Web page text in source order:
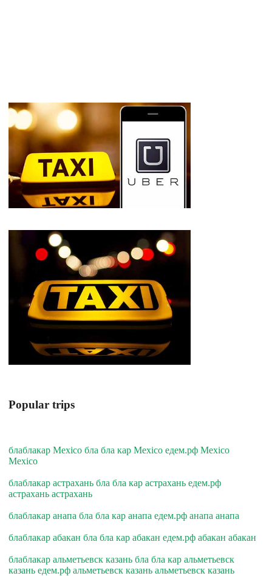
Popular trips
блаблакар Mexico бла бла кар Mexico едем.рф Mexico
Mexico
блаблакар астрахань бла бла кар астрахань едем.рф
астрахань астрахань
блаблакар анапа бла бла кар анапа едем.рф анапа анапа
блаблакар абакан бла бла кар абакан едем.рф абакан абакан
блаблакар альметьевск казань бла бла кар альметьевск
казань едем.рф альметьевск казань альметьевск казань